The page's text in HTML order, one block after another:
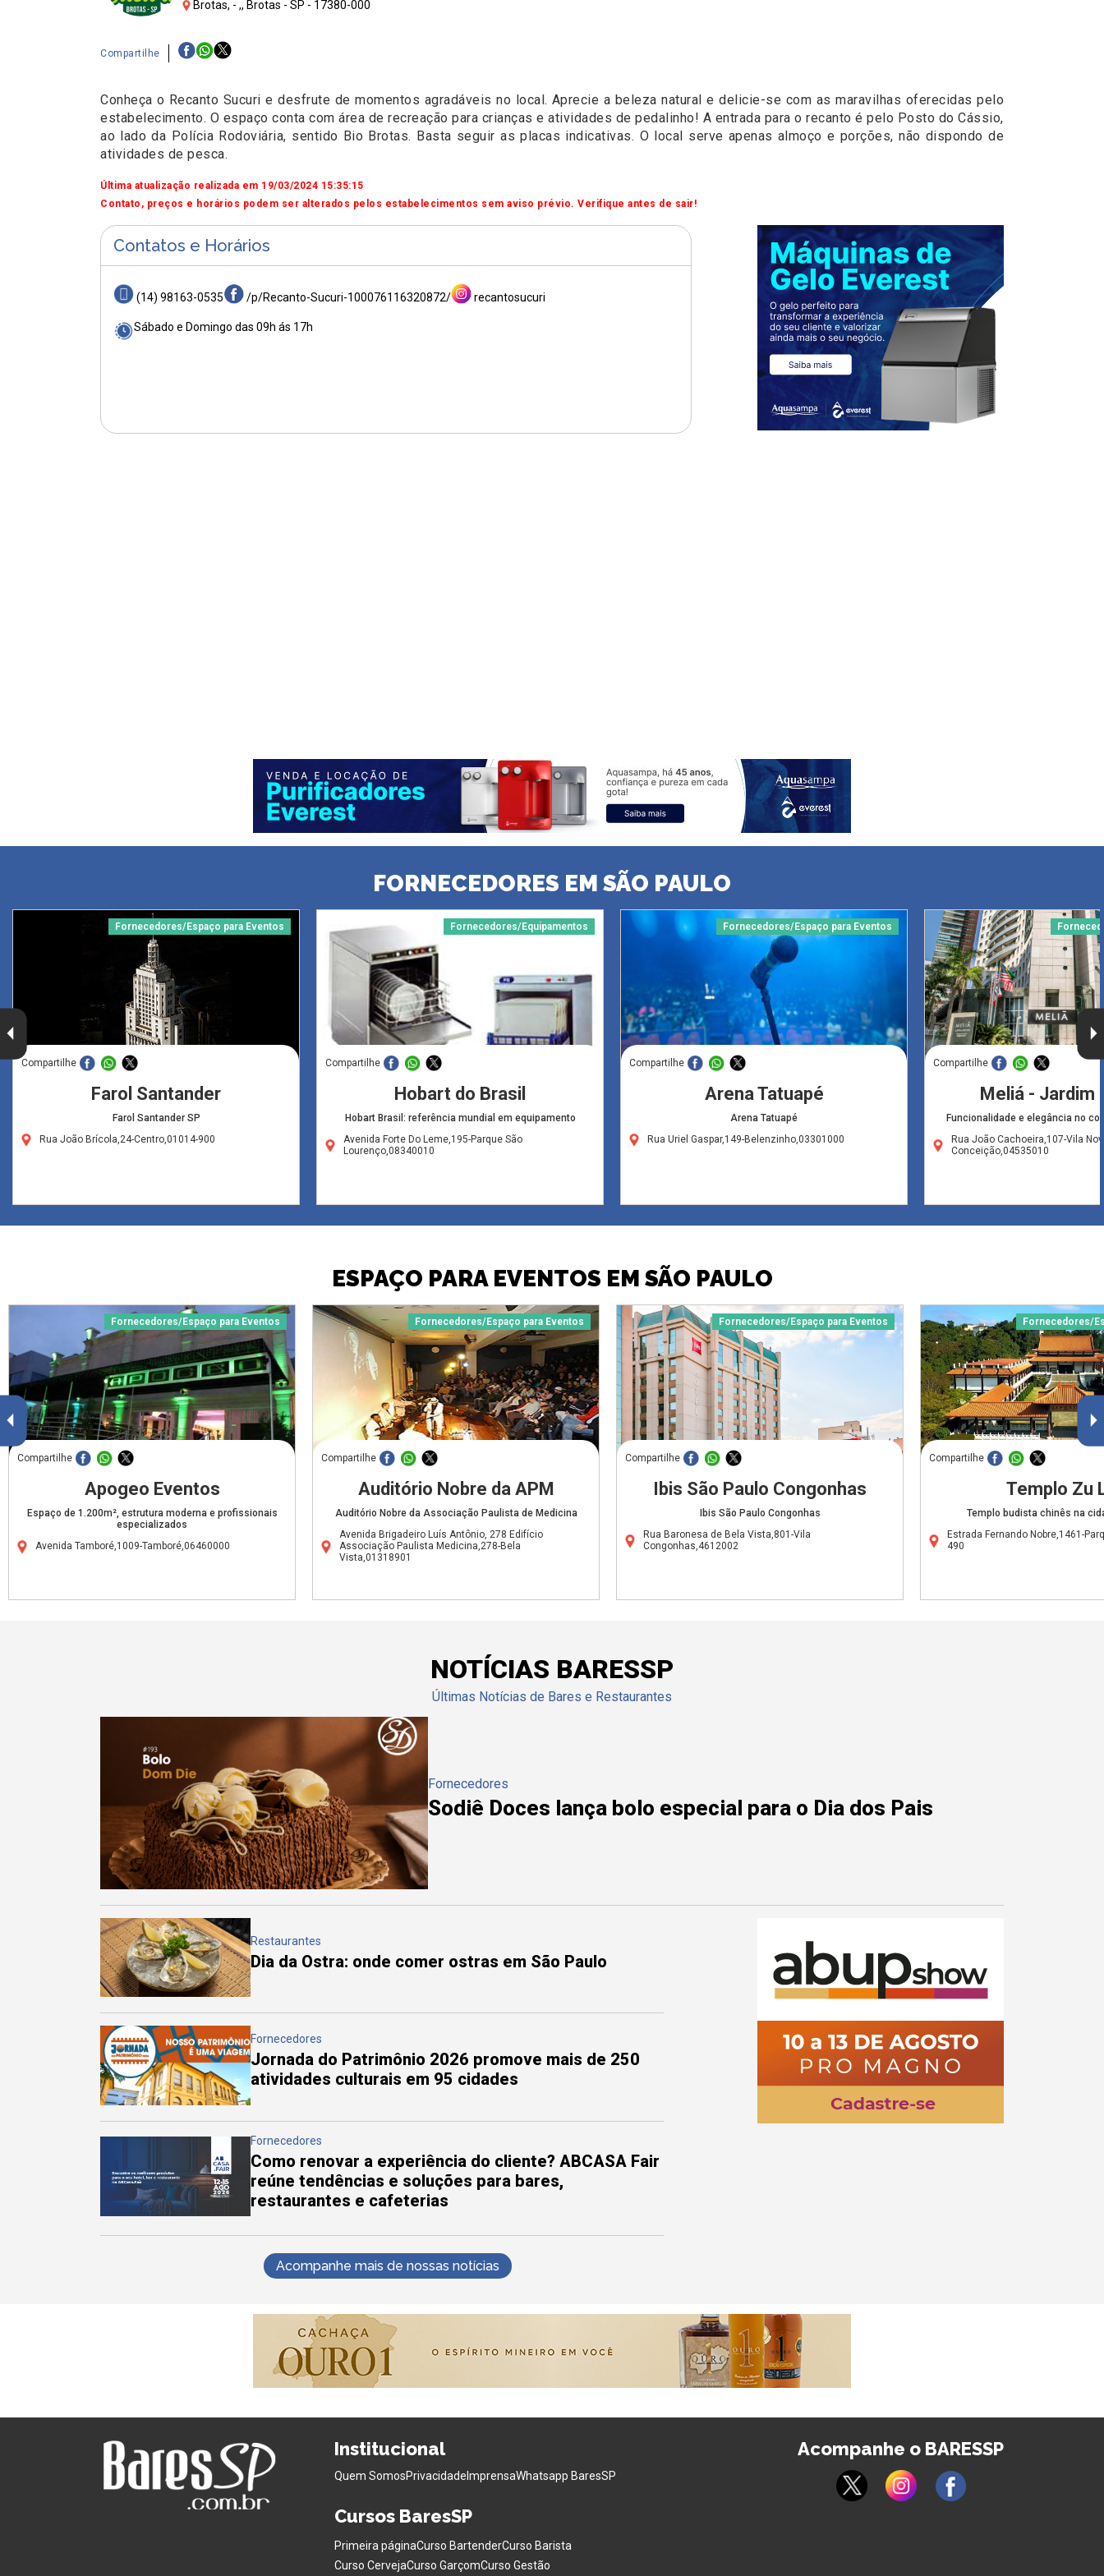
Brotas, - ,, Brotas - SP - 17380-000
Compartilhe
Conheça o Recanto Sucuri e desfrute de momentos agradáveis no local. Aprecie a beleza natural e delicie-se com as maravilhas oferecidas pelo
estabelecimento. O espaço conta com área de recreação para crianças e atividades de pedalinho! A entrada para o recanto é pelo Posto do Cássio,
ao lado da Polícia Rodoviária, sentido Bio Brotas. Basta seguir as placas indicativas. O local serve apenas almoço e porções, não dispondo de
atividades de pesca.
Última atualização realizada em 19/03/2024 15:35:15
Contato, preços e horários podem ser alterados pelos estabelecimentos sem aviso prévio. Verifique antes de sair!
Contatos e Horários
(14) 98163-0535 /p/Recanto-Sucuri-100076116320872/ recantosucuri
Sábado e Domingo das 09h ás 17h
FORNECEDORES EM SÃO PAULO
Fornecedores/Espaço para Eventos
Compartilhe
Farol Santander
Farol Santander SP
Rua João Brícola,24-Centro,01014-900
Fornecedores/Equipamentos
Compartilhe
Hobart do Brasil
Hobart Brasil: referência mundial em equipamento
Avenida Forte Do Leme,195-Parque São
Lourenço,08340010
Fornecedores/Espaço para Eventos
Compartilhe
Arena Tatuapé
Arena Tatuapé
Rua Uriel Gaspar,149-Belenzinho,03301000
Compartilhe
Meliá - Jardim
Funcionalidade e elegância no
Rua João Cachoeira,107-Vila
Conceição,04535010
ESPAÇO PARA EVENTOS EM SÃO PAULO
Fornecedores/Espaço para Eventos
Compartilhe
Apogeo Eventos
Espaço de 1.200m², estrutura moderna e profissionais
especializados
Avenida Tamboré,1009-Tamboré,06460000
Fornecedores/Espaço para Eventos
Compartilhe
Auditório Nobre da APM
Auditório Nobre da Associação Paulista de Medicina
Avenida Brigadeiro Luís Antônio, 278 Edifício
Associação Paulista Medicina,278-Bela
Vista,01318901
Fornecedores/Espaço para Eventos
Compartilhe
Ibis São Paulo Congonhas
Ibis São Paulo Congonhas
Rua Baronesa de Bela Vista,801-Vila
Congonhas,4612002
Fornecedores/
Compartilhe
Templo Zu
Templo budista chinês na
Estrada Fernando Nobre,1461-
490
NOTÍCIAS BARESSP
Últimas Notícias de Bares e Restaurantes
Fornecedores
Sodiê Doces lança bolo especial para o Dia dos Pais
Restaurantes
Dia da Ostra: onde comer ostras em São Paulo
Fornecedores
Jornada do Patrimônio 2026 promove mais de 250
atividades culturais em 95 cidades
Fornecedores
Como renovar a experiência do cliente? ABCASA Fair
reúne tendências e soluções para bares,
restaurantes e cafeterias
Acompanhe mais de nossas notícias
Institucional
Quem SomosPrivacidadeImprensaWhatsapp BaresSP
Cursos BaresSP
Primeira páginaCurso BartenderCurso Barista
Curso CervejaCurso GarçomCurso Gestão
Acompanhe o BARESSP